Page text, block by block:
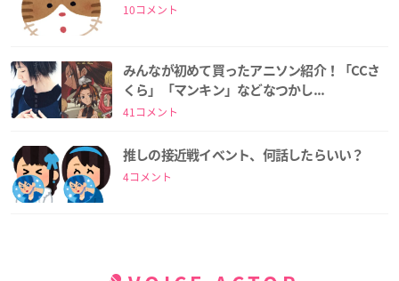
10コメント
みんなが初めて買ったアニソン紹介！「CCさ
くら」「マンキン」などなつかし...
41コメント
推しの接近戦イベント、何話したらいい？
4コメント